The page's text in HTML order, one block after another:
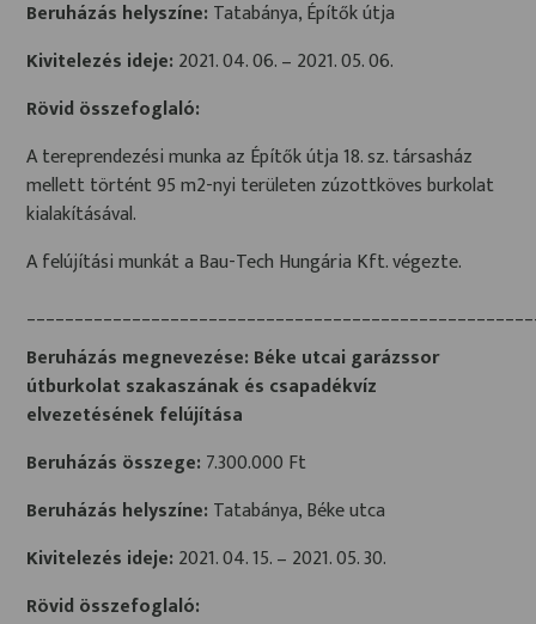
Beruházás helyszíne: Tatabánya, Építők útja
Kivitelezés ideje: 2021. 04. 06. – 2021. 05. 06.
Rövid összefoglaló:
A tereprendezési munka az Építők útja 18. sz. társasház
mellett történt 95 m2-nyi területen zúzottköves burkolat
kialakításával.
A felújítási munkát a Bau-Tech Hungária Kft. végezte.
Beruházás megnevezése: Béke utcai garázssor
útburkolat szakaszának és csapadékvíz
elvezetésének felújítása
Beruházás összege: 7.300.000 Ft
Beruházás helyszíne: Tatabánya, Béke utca
Kivitelezés ideje: 2021. 04. 15. – 2021. 05. 30.
Rövid összefoglaló: